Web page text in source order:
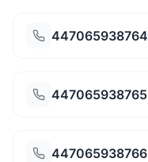
447065938764
447065938765
447065938766